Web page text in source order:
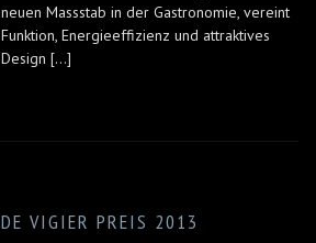
neuen Massstab in der Gastronomie, vereint
Funktion, Energieeffizienz und attraktives
Design [...]
DE VIGIER PREIS 2013